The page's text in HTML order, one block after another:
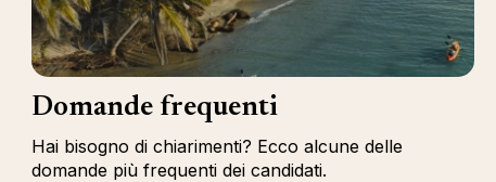
Domande frequenti
Hai bisogno di chiarimenti? Ecco alcune delle
domande più frequenti dei candidati.